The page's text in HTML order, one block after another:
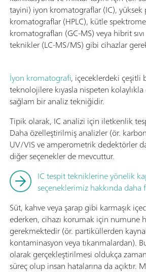
tayini) iyon kromatograflar (IC), yüksek
kromatograflar (HPLC), kütle
kromatografları (GC-MS) veya hibrit
teknikler (LC-MS/MS) gibi cihazlar
İyon kromatografi, içeceklerdeki çeşitli
teknolojilere kıyasla nispeten
sağlam bir analiz tekniğidir.
Tipik olarak, IC analizi için iletkenlik
Daha özelleştirilmiş analizler (ör.
UV/VIS ve amperometrik dedektörler
diğer seçenekler de mevcuttur.
IC tespit tekniklerine yönelik
seçeneklerimiz hakkında
Süt, kahve veya şarap gibi karmaşık
ederken, cihazı korumak için numune
gerekmektedir (ör. partiküllerden
kontaminasyon veya tıkanmalardan).
olarak gerçekleştirilmesi oldukça
süreç olup insan hatalarına da açıktır.